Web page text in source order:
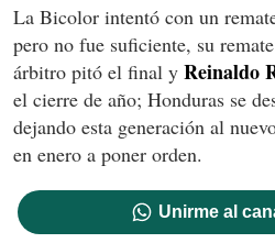
La Bicolor intentó con un
pero no fue suficiente, su
árbitro pitó el final y Reinaldo
el cierre de año; Honduras se
dejando esta generación al
en enero a poner orden.
Unirme al